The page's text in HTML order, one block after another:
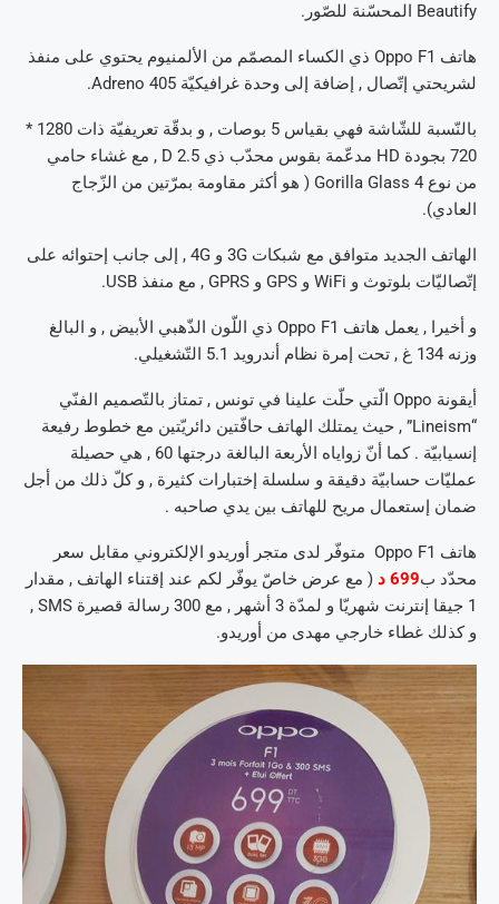
Beautify المحسّنة للصّور.
هاتف Oppo F1 ذي الكساء المصمّم من الألمنيوم يحتوي على منفذ
لشريحتي إتّصال , إضافة إلى وحدة غرافيكيّة Adreno 405.
بالنّسبة للشّاشة فهي بقياس 5 بوصات , و بدقّة تعريفيّة ذات 1280 *
720 بجودة HD مدعّمة بقوس محدّب ذي 2.5 D , مع غشاء حامي
من نوع Gorilla Glass 4 ( هو أكثر مقاومة بمرّتين من الزّجاج
العادي).
الهاتف الجديد متوافق مع شبكات 3G و 4G , إلى جانب إحتوائه على
إتّصاليّات بلوتوث و WiFi و GPS و GPRS , مع منفذ USB.
و أخيرا , يعمل هاتف Oppo F1 ذي اللّون الذّهبي الأبيض , و البالغ
وزنه 134 غ , تحت إمرة نظام أندرويد 5.1 التّشغيلي.
أيقونة Oppo الّتي حلّت علينا في تونس , تمتاز بالتّصميم الفنّي
“Lineism” , حيث يمتلك الهاتف حافّتين دائريّتين مع خطوط رفيعة
إنسيابيّة . كما أنّ زواياه الأربعة البالغة درجتها 60 , هي حصيلة
عمليّات حسابيّة دقيقة و سلسلة إختبارات كثيرة , و كلّ ذلك من أجل
ضمان إستعمال مريح للهاتف بين يدي صاحبه .
هاتف Oppo F1 متوفّر لدى متجر أوريدو الإلكتروني مقابل سعر
محدّد ب699 د
( مع عرض خاصّ يوفّر لكم عند إقتناء الهاتف , مقدار
1 جيقا إنترنت شهريّا و لمدّة 3 أشهر , مع 300 رسالة قصيرة SMS ,
و كذلك غطاء خارجي مهدى من أوريدو.